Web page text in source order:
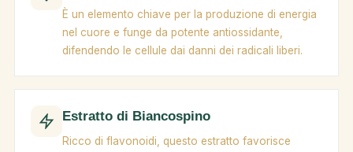
È un elemento chiave per la produzione di energia
nel cuore e funge da potente antiossidante,
difendendo le cellule dai danni dei radicali liberi.
Estratto di Biancospino
Ricco di flavonoidi, questo estratto favorisce